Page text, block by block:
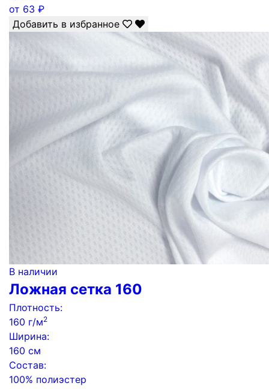
от 63 ₽
Добавить в избранное
В наличии
Ложная сетка 160
Плотность:
160 г/м2
Ширина:
160 см
Состав:
100% полиэстер